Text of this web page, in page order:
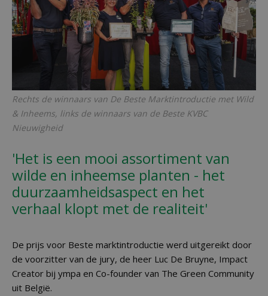
Rechts de winnaars van De Beste Marktintroductie met Wild
& Inheems, links de winnaars van de Beste KVBC
Nieuwigheid
'Het is een mooi assortiment van
wilde en inheemse planten - het
duurzaamheidsaspect en het
verhaal klopt met de realiteit'
De prijs voor Beste marktintroductie werd uitgereikt door
de voorzitter van de jury, de heer Luc De Bruyne, Impact
Creator bij ympa en Co-founder van The Green Community
uit België.